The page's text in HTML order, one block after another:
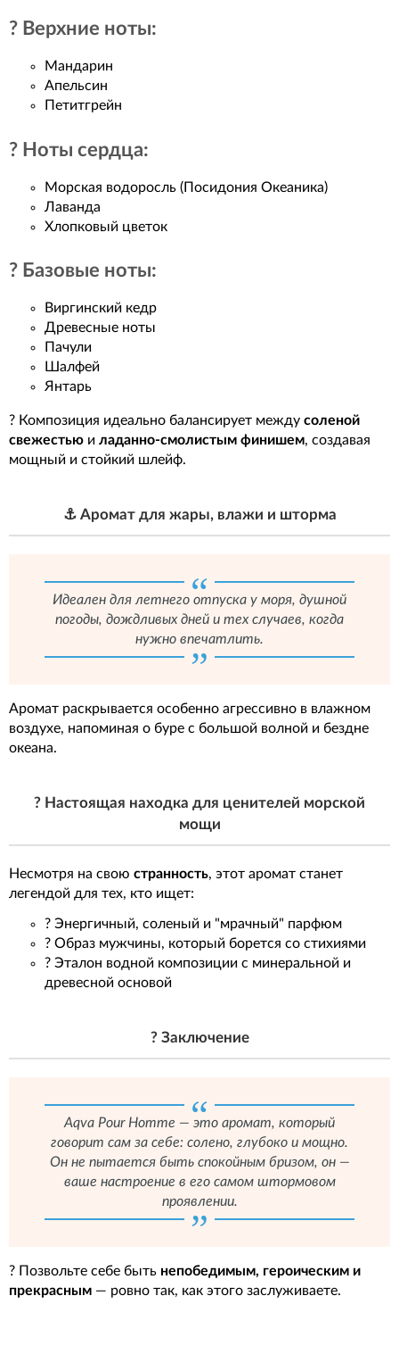
? Верхние ноты:
Мандарин
Апельсин
Петитгрейн
? Ноты сердца:
Морская водоросль (Посидония Океаника)
Лаванда
Хлопковый цветок
? Базовые ноты:
Виргинский кедр
Древесные ноты
Пачули
Шалфей
Янтарь
? Композиция идеально балансирует между соленой
свежестью и ладанно-смолистым финишем, создавая
мощный и стойкий шлейф.
⚓ Аромат для жары, влажи и шторма
Идеален для летнего отпуска у моря, душной
погоды, дождливых дней и тех случаев, когда
нужно впечатлить.
Аромат раскрывается особенно агрессивно в влажном
воздухе, напоминая о буре с большой волной и бездне
океана.
? Настоящая находка для ценителей морской
мощи
Несмотря на свою странность, этот аромат станет
легендой для тех, кто ищет:
? Энергичный, соленый и "мрачный" парфюм
? Образ мужчины, который борется со стихиями
? Эталон водной композиции с минеральной и
древесной основой
? Заключение
Aqva Pour Homme — это аромат, который
говорит сам за себе: солено, глубоко и мощно.
Он не пытается быть спокойным бризом, он —
ваше настроение в его самом штормовом
проявлении.
? Позвольте себе быть непобедимым, героическим и
прекрасным — ровно так, как этого заслуживаете.